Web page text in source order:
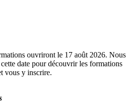
ouvriront le 17 août 2026. Nous
date pour découvrir les formations
vous y inscrire.